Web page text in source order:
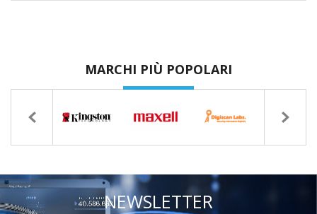
MARCHI PIÙ POPOLARI
NEWSLETTER